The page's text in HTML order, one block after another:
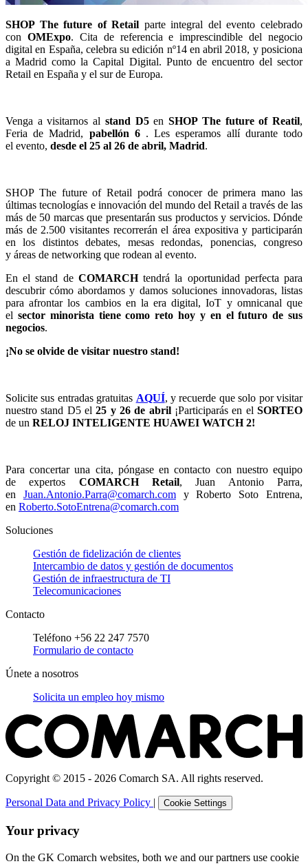
SHOP The future of Retail parte integral del evento celebrado
con OMExpo. Cita de referencia e imprescindible del negocio
digital en España, celebra su edición nº14 en abril 2018, y posiciona
a Madrid como la Capital Digital. Punto de encuentro del sector
Retail en España y el sur de Europa.
Venga a visitarnos al stand D5enSHOP The future of Reatil,
Feria de Madrid, pabellón 6. Les esperamos allí durante todo
el evento, desde el 25 al 26 de abril, Madrid.
SHOP The future of Retail podrá conocer de primera mano las
últimas tecnologías e innovación del mundo del Retail a través de las
más de 50 marcas que presentarán sus productos y servicios. Dónde
más de 2.500 visitantes recorrerán el área expositiva y participarán
en los distintos debates, mesas redondas, ponencias, congreso
y áreas de networking que rodean al evento.
En el stand de COMARCHtendrá la oportunidad perfecta para
descubrir cómo abordamos y damos soluciones innovadoras, listas
para afrontar los cambios en la era digital, IoT y omnicanal que
el sector minorista tiene como reto hoy y en el futuro de sus
negocios.
¡No se olvide de visitar nuestro stand!
Solicite sus entradas gratuitas AQUÍ, y recuerde que solo por visitar
nuestro stand D5 el25 y 26 de abril¡Participarás en elSORTEO
de un RELOJ INTELIGENTE HUAWEI WATCH 2!
Para concertar una cita, póngase en contacto con nuestro equipo
de expertos COMARCH Retail, Juan Antonio Parra,
en Juan.Antonio.Parra@comarch.comy Roberto Soto Entrena,
en Roberto.SotoEntrena@comarch.com
Soluciones
Gestión de fidelización de clientes
Intercambio de datos y gestión de documentos
Gestión de infraestructura de TI
Telecomunicaciones
Contacto
Teléfono +56 22 247 7570
Formulario de contacto
Únete a nosotros
Solicita un empleo hoy mismo
Copyright © 2015 - 2026 Comarch SA. All rights reserved.
Personal Data and Privacy Policy | Cookie Settings
Your privacy
On the GK Comarch websites, both we and our partners use cookie